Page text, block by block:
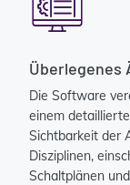
Überlegenes
Die Software
einem
Sichtbarkeit der
Disziplinen,
Schaltplänen